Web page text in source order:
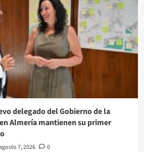
delegado del Gobierno de la
Almería mantienen su primer
7, 2026 0